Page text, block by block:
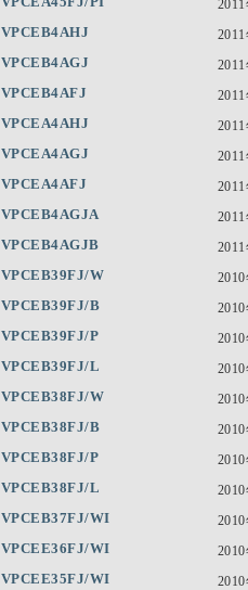
VPCEB4AHJ
VPCEB4AGJ
VPCEB4AFJ
VPCEA4AHJ
VPCEA4AGJ
VPCEA4AFJ
VPCEB4AGJA
VPCEB4AGJB
VPCEB39FJ/W
VPCEB39FJ/B
VPCEB39FJ/P
VPCEB39FJ/L
VPCEB38FJ/W
VPCEB38FJ/B
VPCEB38FJ/P
VPCEB38FJ/L
VPCEB37FJ/WI
VPCEE36FJ/WI
VPCEE35FJ/WI